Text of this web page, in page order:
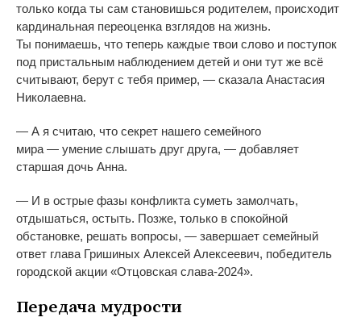
только когда ты сам становишься родителем, происходит
кардинальная переоценка взглядов на жизнь.
Ты понимаешь, что теперь каждые твои слово и поступок
под пристальным наблюдением детей и они тут же всё
считывают, берут с тебя пример, — сказала Анастасия
Николаевна.
— А я считаю, что секрет нашего семейного
мира — умение слышать друг друга, — добавляет
старшая дочь Анна.
— И в острые фазы конфликта суметь замолчать,
отдышаться, остыть. Позже, только в спокойной
обстановке, решать вопросы, — завершает семейный
ответ глава Гришиных Алексей Алексеевич, победитель
городской акции «Отцовская слава-2024».
Передача мудрости